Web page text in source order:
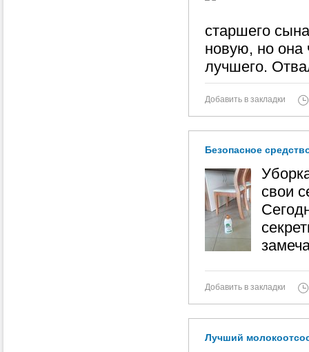
старшего
новую, но она
лучшего.
Добавить в закладки
Безопасное
свои
Добавить в закладки
Лучший